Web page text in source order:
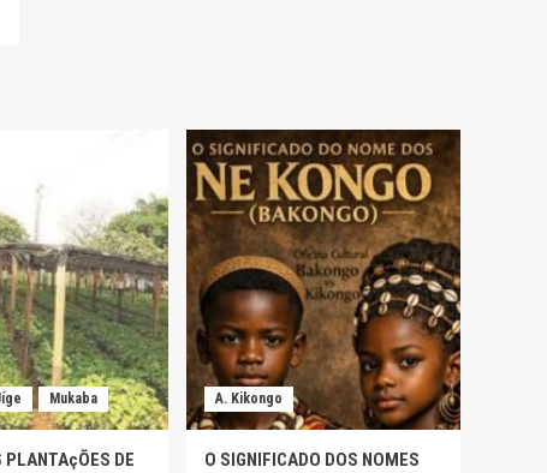
Mukaba
PLANTAçÕES DE
A. Kikongo
O SIGNIFICADO DOS NOMES